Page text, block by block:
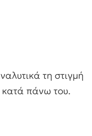
τη στιγμή
κατά πάνω του.